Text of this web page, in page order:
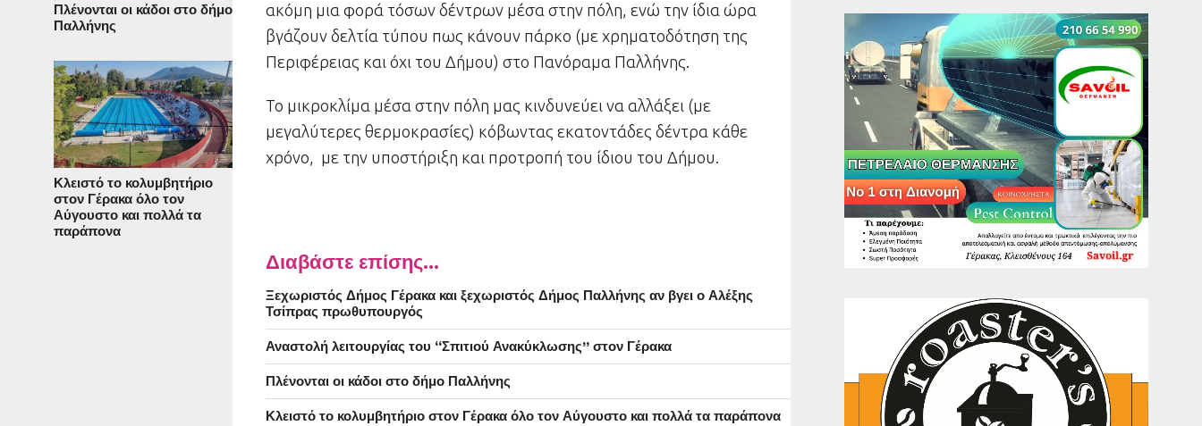
Πλένονται οι κάδοι στο δήμο
Παλλήνης
Κλειστό το κολυμβητήριο
στον Γέρακα όλο τον
Αύγουστο και πολλά τα
παράπονα
ακόμη μια φορά τόσων δέντρων μέσα στην πόλη, ενώ την ίδια ώρα
βγάζουν δελτία τύπου πως κάνουν πάρκο (με χρηματοδότηση της
Περιφέρειας και όχι του Δήμου) στο Πανόραμα Παλλήνης.
Το μικροκλίμα μέσα στην πόλη μας κινδυνεύει να αλλάξει (με
μεγαλύτερες θερμοκρασίες) κόβωντας εκατοντάδες δέντρα κάθε
χρόνο, με την υποστήριξη και προτροπή του ίδιου του Δήμου.
Διαβάστε επίσης...
Ξεχωριστός Δήμος Γέρακα και ξεχωριστός Δήμος Παλλήνης αν βγει ο Αλέξης
Τσίπρας πρωθυπουργός
Αναστολή λειτουργίας του “Σπιτιού Ανακύκλωσης” στον Γέρακα
Πλένονται οι κάδοι στο δήμο Παλλήνης
Κλειστό το κολυμβητήριο στον Γέρακα όλο τον Αύγουστο και πολλά τα παράπονα